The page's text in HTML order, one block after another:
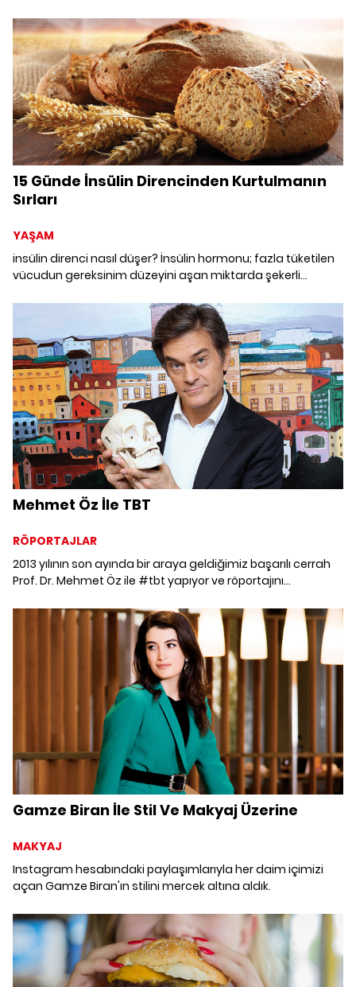
kahvaltından veya akşam yemeğini bitirdikten sonra
içebilirsiniz.
15 Günde İnsülin Direncinden Kurtulmanın
Sırları
YAŞAM
insülin direnci nasıl düşer? İnsülin hormonu; fazla tüketilen
vücudun gereksinim düzeyini aşan miktarda şekerli
kısmını yağ olarak depolayan bir hormondur.
Mehmet Öz İle TBT
RÖPORTAJLAR
2013 yılının son ayında bir araya geldiğimiz başarılı cerrah
Prof. Dr. Mehmet Öz ile #tbt yapıyor ve röportajını
Gamze Biran İle Stil Ve Makyaj Üzerine
MAKYAJ
Instagram hesabındaki paylaşımlarıyla her daim içimizi
açan Gamze Biran'ın stilini mercek altına aldık.